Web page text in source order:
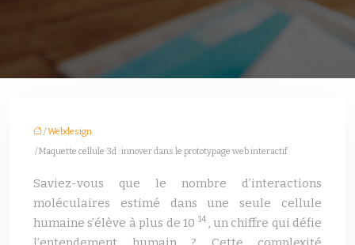
/Webdesign
/ Maquette cellule 3d : innover dans le prototypage web interactif
Saviez-vous que le nombre d’interactions
moléculaires estimé dans une seule cellule
humaine s’élève à plus de 10 14, un chiffre qui défie